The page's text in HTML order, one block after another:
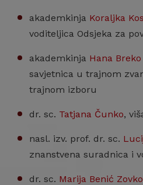
akademkinja Koraljka Kos
voditeljica Odsjeka za
akademkinja Hana
savjetnica u trajnom
trajnom izboru
dr. sc. Tatjana Čunko,
nasl. izv. prof. dr. sc.
znanstvena suradnica i
dr. sc. Marija Benić Zovko